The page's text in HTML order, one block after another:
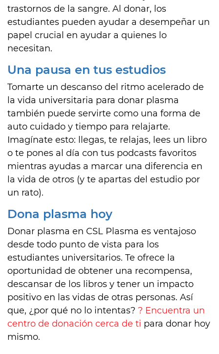
trastornos de la sangre. Al donar, los
estudiantes pueden ayudar a desempeñar un
papel crucial en ayudar a quienes lo
necesitan.
Una pausa en tus estudios
Tomarte un descanso del ritmo acelerado de
la vida universitaria para donar plasma
también puede servirte como una forma de
auto cuidado y tiempo para relajarte.
Imagínate esto: llegas, te relajas, lees un libro
o te pones al día con tus podcasts favoritos
mientras ayudas a marcar una diferencia en
la vida de otros (y te apartas del estudio por
un rato).
Dona plasma hoy
Donar plasma en CSL Plasma es ventajoso
desde todo punto de vista para los
estudiantes universitarios. Te ofrece la
oportunidad de obtener una recompensa,
descansar de los libros y tener un impacto
positivo en las vidas de otras personas. Así
que, ¿por qué no lo intentas? ? Encuentra un
centro de donación cerca de ti para donar hoy
mismo.